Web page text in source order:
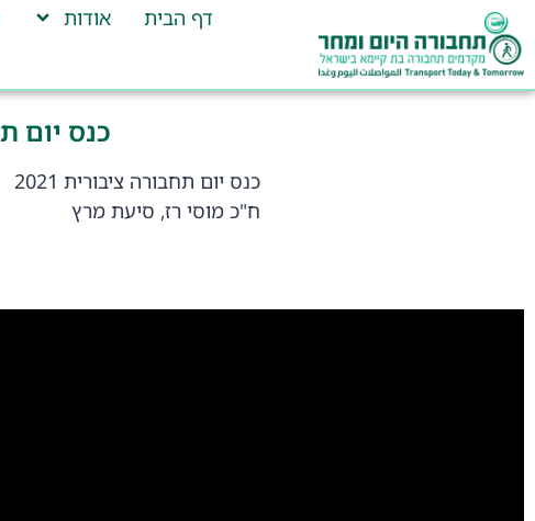
דף הבית אודות
כנס יום תחבורה
כנס יום תחבורה ציבורית 2021
ח"כ מוסי רז, סיעת מרץ